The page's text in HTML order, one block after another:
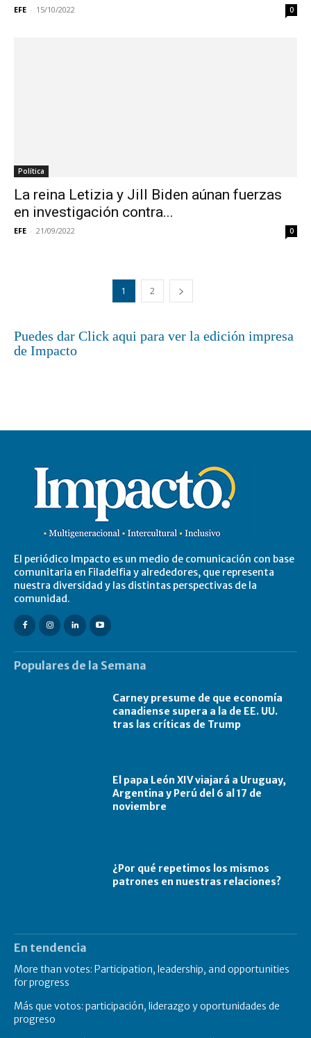
EFE - 15/10/2022 0
Política
La reina Letizia y Jill Biden aúnan fuerzas
en investigación contra...
EFE - 21/09/2022 0
1 2
Puedes dar Click aqui para ver la edición impresa
de Impacto
El periódico Impacto es un medio de comunicación con base
comunitaria en Filadelfia y alrededores, que representa
nuestra diversidad y las distintas perspectivas de la
comunidad.
Populares de la Semana
Carney presume de que economía
canadiense supera a la de EE. UU.
tras las críticas de Trump
El papa León XIV viajará a Uruguay,
Argentina y Perú del 6 al 17 de
noviembre
¿Por qué repetimos los mismos
patrones en nuestras relaciones?
En tendencia
More than votes: Participation, leadership, and opportunities
for progress
Más que votos: participación, liderazgo y oportunidades de
progreso